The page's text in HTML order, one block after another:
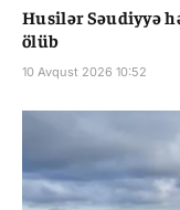
Husilər Səudiyyə
ölüb
10 Avqust 2026 10:52